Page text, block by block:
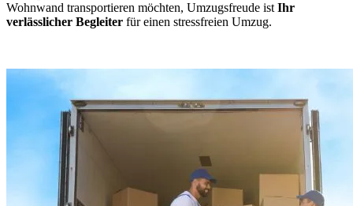
Wohnwand transportieren möchten, Umzugsfreude ist Ihr
verlässlicher Begleiter für einen stressfreien Umzug.